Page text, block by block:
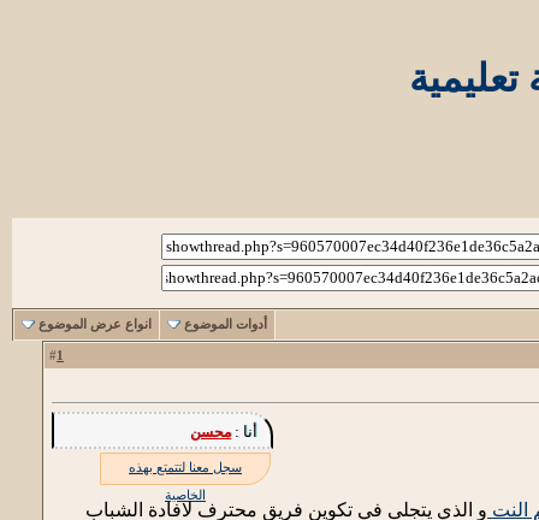
أدوات الموضوع انواع عرض الموضوع
1
أنا :محسن
سجل معنا لتتمتع بهذه
الخاصية
النت و الذي يتجلى في تكوين فريق محترف لافادة الشباب